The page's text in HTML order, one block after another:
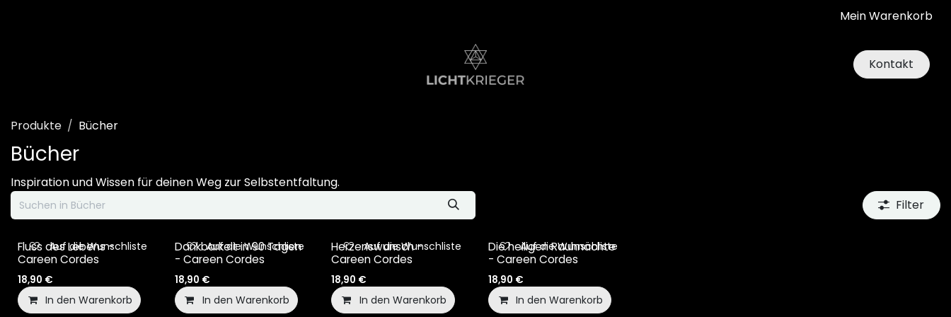
Mein Warenkorb
Kontakt
Produkte Bücher
Bücher
Inspiration und Wissen für deinen Weg zur Selbstentfaltung.
Filter
Fluss des Lebens -
Careen Cordes
18,90 €
In den Warenkorb
Auf die Wunschliste
Dankbarkeit in 90 Tagen
- Careen Cordes
18,90 €
In den Warenkorb
Auf die Wunschliste
Herzenswunsch -
Careen Cordes
18,90 €
In den Warenkorb
Auf die Wunschliste
Die heiligen Rauhnächte
- Careen Cordes
18,90 €
In den Warenkorb
Auf die Wunschliste